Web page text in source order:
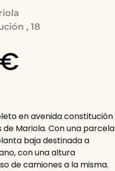
, 18
en avenida constitución
de Mariola. Con una parcela
baja destinada a
con una altura
de camiones a la misma.